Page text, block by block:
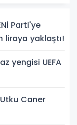
Parti'ye
liraya yaklaştı!
yengisi UEFA
Caner